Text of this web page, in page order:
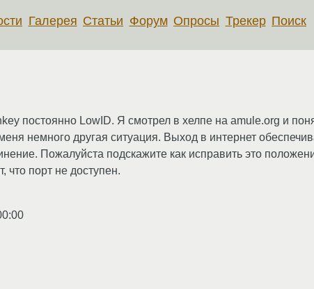
Галерея Статьи Форум Опросы Трекер Поиск
постоянно LowID. Я смотрел в хелпе на amule.org и
немного другая ситуация. Выход в интернет
Пожалуйста подскажите как исправить это
что порт не доступен.